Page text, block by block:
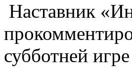
Наставник
субботней